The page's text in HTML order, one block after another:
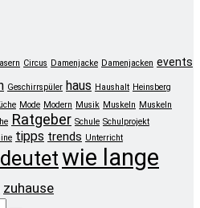
Circus Damenjacke Damenjacken events
Geschirrspüler haus Haushalt Heinsberg
Mode Modern Musik Muskeln Muskeln
Ratgeber Schule Schulprojekt
tipps trends Unterricht
wie lange
zuhause